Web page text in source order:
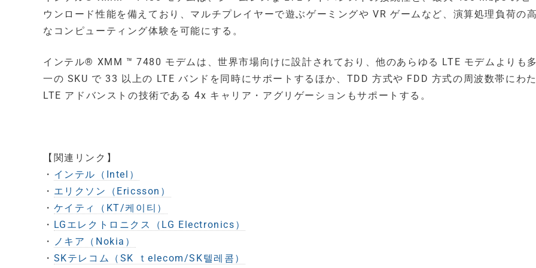
ウンロード性能を備えており、マルチプレイヤーで遊ぶゲーミングや VR ゲームなど、演算処理負荷の
なコンピューティング体験を可能にする。
インテル® XMM ™ 7480 モデムは、世界市場向けに設計されており、他のあらゆる LTE モデムよりも
一の SKU で 33 以上の LTE バンドを同時にサポートするほか、TDD 方式や FDD 方式の周波数帯にわた
LTE アドバンストの技術である 4x キャリア・アグリゲーションもサポートする。
【関連リンク】
・ インテル（Intel）
・ エリクソン（Ericsson）
・ ケイティ（KT/케이티）
・ LGエレクトロニクス（LG Electronics）
・ ノキア（Nokia）
・ SKテレコム（SK ｔelecom/SK텔레콤）